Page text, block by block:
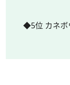
◆5位 カネボ